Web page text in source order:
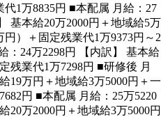
1万8835円 ■本配属 月給：27
基本給20万2000円＋地域給5万
）＋固定残業代1万9373円～2
：24万2298円 【内訳】 基本給
残業代1万7298円 ■研修後 月
19万円＋地域給3万5000円＋一
円 ■本配属 月給：25万5220
20万2000円＋地域給3万5000円